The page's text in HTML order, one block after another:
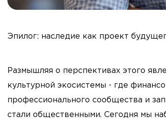
Эпилог: наследие как проект
Размышляя о перспективах этого
культурной экосистемы - где
профессионального сообщества и
стали общественными. Сегодня мы